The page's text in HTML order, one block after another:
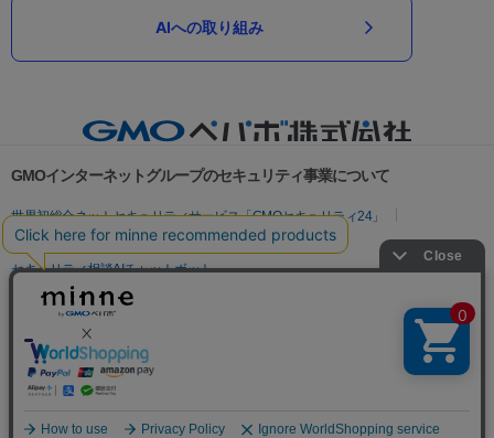
AIへの取り組み
GMOインターネットグループのセキュリティ事業について
世界初総合ネットセキュリティサービス「GMOセキュリティ24」
パスワード漏洩診断
Webサイトリスク診断
セキュリティ相談AIチャットボット
実在証明・盗聴対策
サイバー攻撃対策（GMO Flatt Security）
セキュリティ事業の軌跡